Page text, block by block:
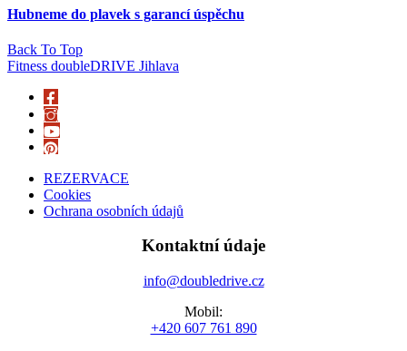
Hubneme do plavek s garancí úspěchu
Back To Top
Fitness doubleDRIVE Jihlava
REZERVACE
Cookies
Ochrana osobních údajů
Kontaktní údaje
info@doubledrive.cz
Mobil:
+420 607 761 890